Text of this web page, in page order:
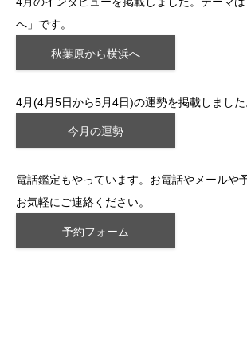
へ」です。
秋葉原から横浜へ
4月(4月5日から5月4日)の運勢を掲載しました
今月の運勢
電話鑑定もやっています。お電話やメールや
お気軽にご連絡ください。
予約フォーム